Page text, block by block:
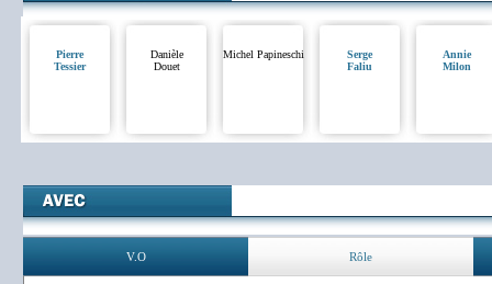
Pierre
Tessier
Danièle
Douet
Michel Papineschi
Serge
Faliu
Annie
Milon
V.O Rôle